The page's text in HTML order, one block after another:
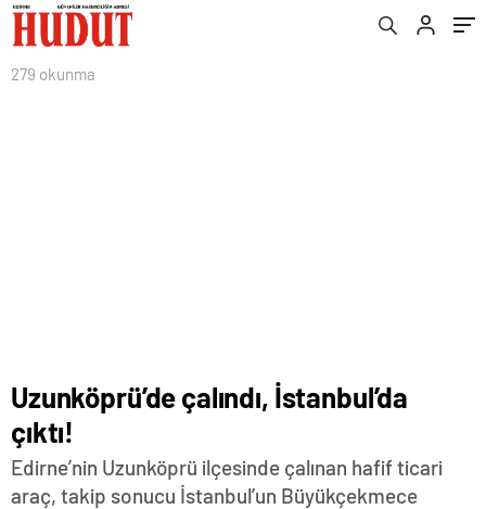
279 okunma
Uzunköprü’de çalındı, İstanbul’da
çıktı!
Edirne’nin Uzunköprü ilçesinde çalınan hafif ticari
araç, takip sonucu İstanbul’un Büyükçekmece